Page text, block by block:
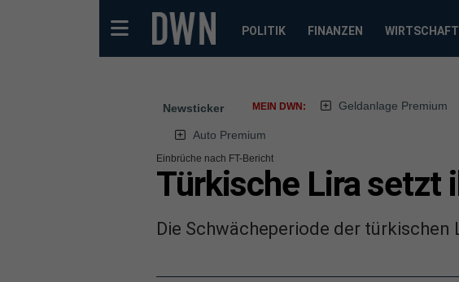
POLITIK FINANZEN WIRTSCHAFT
Newsticker MEIN DWN: Geldanlage Premium
Auto Premium
Einbrüche nach FT-Bericht
Türkische Lira setzt
Die Schwächeperiode der